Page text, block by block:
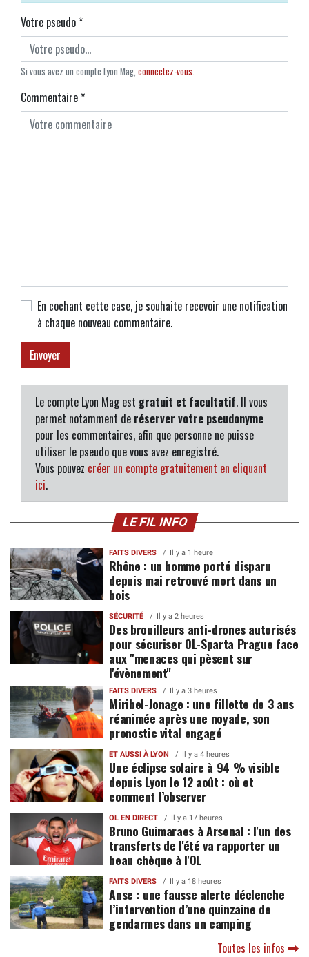
Votre pseudo*
Si vous avez un compte Lyon Mag, connectez-vous.
Commentaire*
En cochant cette case, je souhaite recevoir une notification
à chaque nouveau commentaire.
Le compte Lyon Mag est gratuit et facultatif. Il vous
permet notamment de réserver votre pseudonyme
pour les commentaires, afin que personne ne puisse
utiliser le pseudo que vous avez enregistré.
Vous pouvez créer un compte gratuitement en cliquant
ici.
LE FIL INFO
FAITS DIVERS Il y a 1 heure
Rhône : un homme porté disparu
depuis mai retrouvé mort dans un
bois
SÉCURITÉ Il y a 2 heures
Des brouilleurs anti-drones autorisés
pour sécuriser OL-Sparta Prague face
aux "menaces qui pèsent sur
l'évènement"
FAITS DIVERS Il y a 3 heures
Miribel-Jonage : une fillette de 3 ans
réanimée après une noyade, son
pronostic vital engagé
ET AUSSI À LYON Il y a 4 heures
Une éclipse solaire à 94 % visible
depuis Lyon le 12 août : où et
comment l’observer
OL EN DIRECT Il y a 17 heures
Bruno Guimaraes à Arsenal : l'un des
transferts de l'été va rapporter un
beau chèque à l'OL
FAITS DIVERS Il y a 18 heures
Anse : une fausse alerte déclenche
l’intervention d’une quinzaine de
gendarmes dans un camping
Toutes les infos